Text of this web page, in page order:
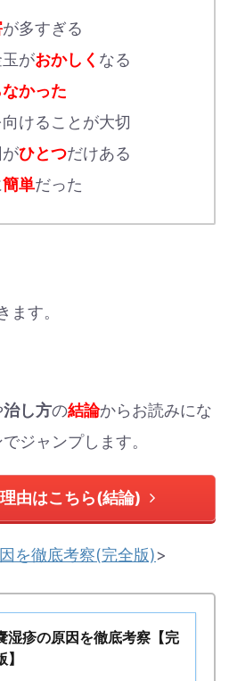
が多すぎる
がおかしく なる
かった
けることが大切
ひとつだけある
簡単だった
ます。
治し方の結論からお読みにな
ジャンプします。
由はこちら(結論)
を徹底考察(完全版)>
湿疹の原因を徹底考察【完